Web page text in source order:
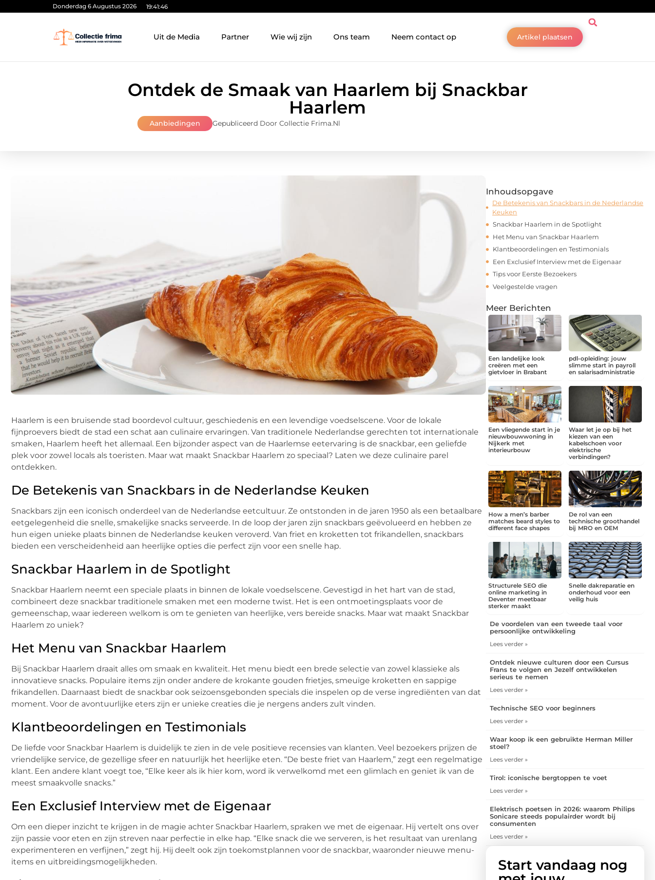
Donderdag 6 Augustus 2026 19:41:47
Uit de Media Partner Wie wij zijn Ons team Neem contact op Artikel plaatsen
Ontdek de Smaak van Haarlem bij Snackbar
Haarlem
Aanbiedingen Gepubliceerd Door Collectie Frima.nl
Haarlem is een bruisende stad boordevol cultuur, geschiedenis en een levendige voedselscene. Voor de lokale
fijnproevers biedt de stad een schat aan culinaire ervaringen. Van traditionele Nederlandse gerechten tot internationale
smaken, Haarlem heeft het allemaal. Een bijzonder aspect van de Haarlemse eetervaring is de snackbar, een geliefde
plek voor zowel locals als toeristen. Maar wat maakt Snackbar Haarlem zo speciaal? Laten we deze culinaire parel
ontdekken.
De Betekenis van Snackbars in de Nederlandse Keuken
Snackbars zijn een iconisch onderdeel van de Nederlandse eetcultuur. Ze ontstonden in de jaren 1950 als een betaalbare
eetgelegenheid die snelle, smakelijke snacks serveerde. In de loop der jaren zijn snackbars geëvolueerd en hebben ze
hun eigen unieke plaats binnen de Nederlandse keuken veroverd. Van friet en kroketten tot frikandellen, snackbars
bieden een verscheidenheid aan heerlijke opties die perfect zijn voor een snelle hap.
Snackbar Haarlem in de Spotlight
Snackbar Haarlem neemt een speciale plaats in binnen de lokale voedselscene. Gevestigd in het hart van de stad,
combineert deze snackbar traditionele smaken met een moderne twist. Het is een ontmoetingsplaats voor de
gemeenschap, waar iedereen welkom is om te genieten van heerlijke, vers bereide snacks. Maar wat maakt Snackbar
Haarlem zo uniek?
Het Menu van Snackbar Haarlem
Bij Snackbar Haarlem draait alles om smaak en kwaliteit. Het menu biedt een brede selectie van zowel klassieke als
innovatieve snacks. Populaire items zijn onder andere de krokante gouden frietjes, smeuïge kroketten en sappige
frikandellen. Daarnaast biedt de snackbar ook seizoensgebonden specials die inspelen op de verse ingrediënten van dat
moment. Voor de avontuurlijke eters zijn er unieke creaties die je nergens anders zult vinden.
Klantbeoordelingen en Testimonials
De liefde voor Snackbar Haarlem is duidelijk te zien in de vele positieve recensies van klanten. Veel bezoekers prijzen de
vriendelijke service, de gezellige sfeer en natuurlijk het heerlijke eten. “De beste friet van Haarlem,” zegt een regelmatige
klant. Een andere klant voegt toe, “Elke keer als ik hier kom, word ik verwelkomd met een glimlach en geniet ik van de
meest smaakvolle snacks.”
Een Exclusief Interview met de Eigenaar
Om een dieper inzicht te krijgen in de magie achter Snackbar Haarlem, spraken we met de eigenaar. Hij vertelt ons over
zijn passie voor eten en zijn streven naar perfectie in elke hap. “Elke snack die we serveren, is het resultaat van urenlang
experimenteren en verfijnen,” zegt hij. Hij deelt ook zijn toekomstplannen voor de snackbar, waaronder nieuwe menu-
items en uitbreidingsmogelijkheden.
Inhoudsopgave
De Betekenis van Snackbars in de Nederlandse
Keuken
Snackbar Haarlem in de Spotlight
Het Menu van Snackbar Haarlem
Klantbeoordelingen en Testimonials
Een Exclusief Interview met de Eigenaar
Tips voor Eerste Bezoekers
Veelgestelde vragen
Meer Berichten
Een landelijke look
creëren met een
gietvloer in Brabant
pdl-opleiding: jouw
slimme start in payroll
en salarisadministratie
Een vliegende start in je
nieuwbouwwoning in
Nijkerk met
interieurbouw
Waar let je op bij het
kiezen van een
kabelschoen voor
elektrische
verbindingen?
How a men’s barber
matches beard styles to
different face shapes
De rol van een
technische groothandel
bij MRO en OEM
Structurele SEO die
online marketing in
Deventer meetbaar
sterker maakt
Snelle dakreparatie en
onderhoud voor een
veilig huis
De voordelen van een tweede taal voor
persoonlijke ontwikkeling
Lees verder »
Ontdek nieuwe culturen door een Cursus
Frans te volgen en Jezelf ontwikkelen
serieus te nemen
Lees verder »
Technische SEO voor beginners
Lees verder »
Waar koop ik een gebruikte Herman Miller
stoel?
Lees verder »
Tirol: iconische bergtoppen te voet
Lees verder »
Elektrisch poetsen in 2026: waarom Philips
Sonicare steeds populairder wordt bij
consumenten
Lees verder »
Start vandaag nog